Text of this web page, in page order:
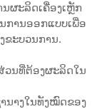
ຜະລິດເຄື່ອງເຫຼັກ
ານອອກແບບເພື່ອ
ຂະບວນການ.
ນທີ່ຕ້ອງຜະລິດໃນ
ນາງໃນທັງໝົດຂອງ